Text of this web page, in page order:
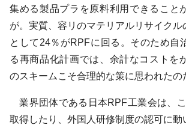
集める製品プラを原料利用できること
が。実質、容リのマテリアルリサイクル
として24％がRPFに回る。そのため自
る再商品化計画では、余計なコストを
のスキームこそ合理的な策に思われたの
業界団体である日本RPF工業会は、
取得したり、外国人研修制度の認可に動